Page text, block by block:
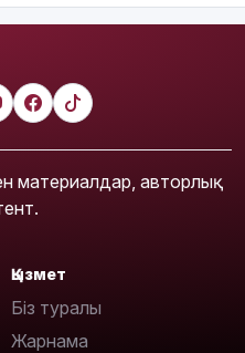
материалдар, авторлық
Қызмет
Біз туралы
Жарнама